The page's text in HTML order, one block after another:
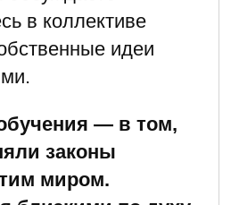
— 2
деления